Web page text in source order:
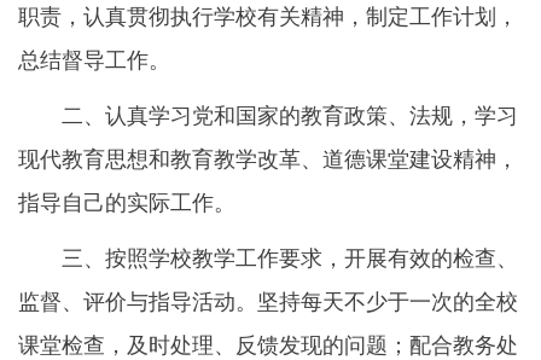
职责，认真贯彻执行学校有关精神，制定工作计划，
总结督导工作。
二、认真学习党和国家的教育政策、法规，学习
现代教育思想和教育教学改革、道德课堂建设精神，
指导自己的实际工作。
三、按照学校教学工作要求，开展有效的检查、
监督、评价与指导活动。坚持每天不少于一次的全校
课堂检查，及时处理、反馈发现的问题；配合教务处